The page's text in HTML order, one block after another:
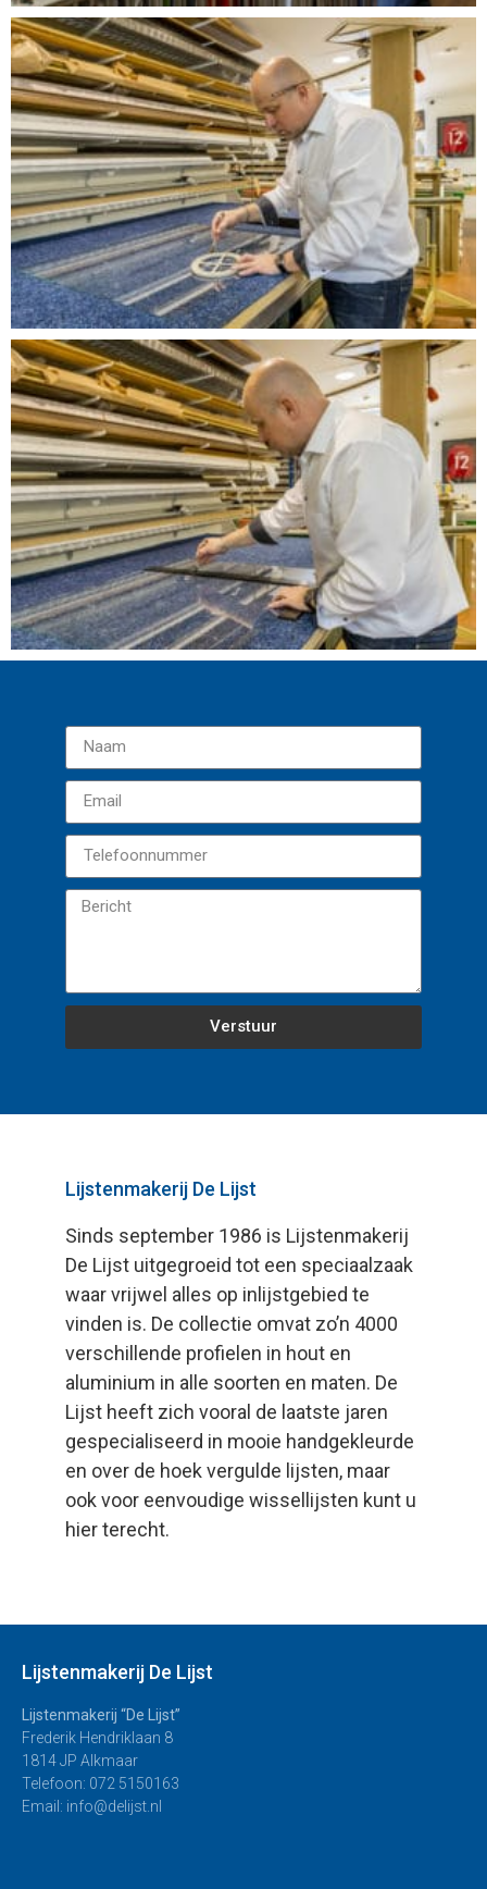
Verstuur
Lijstenmakerij De Lijst
Sinds september 1986 is Lijstenmakerij
De Lijst uitgegroeid tot een speciaalzaak
waar vrijwel alles op inlijstgebied te
vinden is. De collectie omvat zo’n 4000
verschillende profielen in hout en
aluminium in alle soorten en maten. De
Lijst heeft zich vooral de laatste jaren
gespecialiseerd in mooie handgekleurde
en over de hoek vergulde lijsten, maar
ook voor eenvoudige wissellijsten kunt u
hier terecht.
Lijstenmakerij De Lijst
Lijstenmakerij “De Lijst”
Frederik Hendriklaan 8
1814 JP Alkmaar
Telefoon: 072 5150163
Email: info@delijst.nl